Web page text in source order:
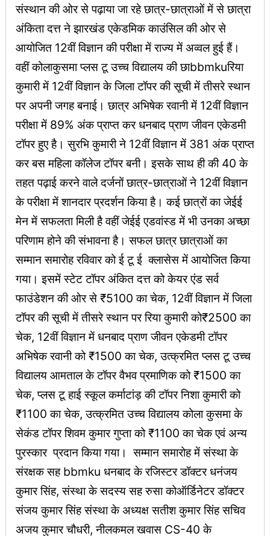
संस्थान की ओर से पढ़ाया जा रहे छात्र-छात्राओं में से छात्रा
अंकिता दत्त ने झारखंड एकेडमिक काउंसिल की ओर से
आयोजित 12वीं विज्ञान की परीक्षा में राज्य में अव्वल हुई हैं।
वहीं कोलाकुसमा प्लस टू उच्च विद्यालय की छाbbmkuरिया
कुमारी में 12वीं विज्ञान के जिला टॉपर की सूची में तीसरे स्थान
पर अपनी जगह बनाई। छात्र अभिषेक रवानी में 12वीं विज्ञान
परीक्षा में 89% अंक प्राप्त कर धनबाद प्राण जीवन एकेडमी
टॉपर हुए है। सुरभि कुमारी ने 12वीं विज्ञान में 381 अंक प्राप्त
कर बस महिला कॉलेज टॉपर बनी। इसके साथ ही की 40 के
तहत पढ़ाई करने वाले दर्जनों छात्र-छात्राओं ने 12वीं विज्ञान
के परीक्षा में शानदार प्रदर्शन किया है। कई छात्रों का जेईई
मेन में सफलता मिली है वहीं जेईई एडवांस्ड में भी उनका अच्छा
परिणाम होने की संभावना है। सफल छात्र छात्राओं का
सम्मान समारोह रविवार को ई टू ई क्लासेस में आयोजित किया
गया। इसमें स्टेट टॉपर अंकित दत्त को केयर एंड सर्व
फाउंडेशन की ओर से ₹5100 का चेक, 12वीं विज्ञान में जिला
टॉपर की सूची में तीसरे स्थान पर रिया कुमारी को₹2500 का
चेक, 12वीं विज्ञान में धनबाद प्राण जीवन एकेडमी टॉपर
अभिषेक रवानी को ₹1500 का चेक, उत्क्रमित प्लस टू उच्च
विद्यालय आमताल के टॉपर वैभव प्रमाणिक को ₹1500 का
चेक, प्लस टू हाई स्कूल कर्माटांड़ की टॉपर निशा कुमारी को
₹1100 का चेक, उत्क्रमित उच्च विद्यालय कोला कुसमा के
सेकंड टॉपर शिवम कुमार गुप्ता को ₹1100 का चेक एवं अन्य
पुरस्कार प्रदान किया गया। सम्मान समारोह में संस्था के
संरक्षक सह bbmku धनबाद के रजिस्टर डॉक्टर धनंजय
कुमार सिंह, संस्था के सदस्य सह रुसा कोऑर्डिनेटर डॉक्टर
संजय कुमार सिंह संस्था के अध्यक्ष सतीश कुमार सिंह सचिव
अजय कुमार चौधरी, नीलकमल खवास CS-40 के